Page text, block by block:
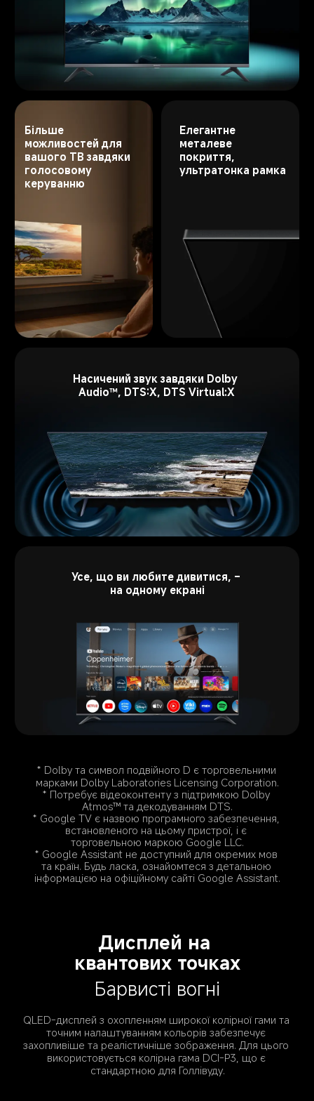
Більше
можливостей для
вашого ТВ завдяки
голосовому
керуванню
Елегантне
металеве
покриття,
ультратонка рамка
Насичений звук завдяки Dolby
Audio™, DTS:X, DTS Virtual:X
Усе, що ви любите дивитися, –
на одному екрані
* Dolby та символ подвійного D є торговельними
марками Dolby Laboratories Licensing Corporation.
* Потребує відеоконтенту з підтримкою Dolby
Atmos™ та декодуванням DTS.
* Google TV є назвою програмного забезпечення,
встановленого на цьому пристрої, і є
торговельною маркою Google LLC.
* Google Assistant не доступний для окремих мов
та країн. Будь ласка, ознайомтеся з детальною
інформацією на офіційному сайті Google Assistant.
Дисплей на
квантових точках
Барвисті вогні
QLED-дисплей з охопленням широкої колірної гами та
точним налаштуванням кольорів забезпечує
захопливіше та реалістичніше зображення. Для цього
використовується колірна гама DCI-P3, що є
стандартною для Голлівуду.